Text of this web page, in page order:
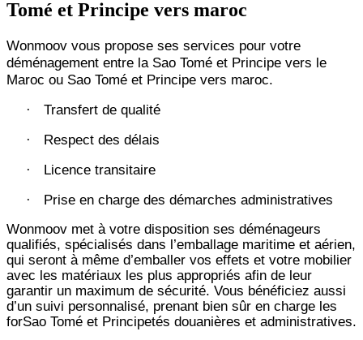
Tomé et Principe vers maroc
Wonmoov vous propose ses services pour votre
déménagement entre la Sao Tomé et Principe vers le
Maroc ou Sao Tomé et Principe vers maroc.
· Transfert de qualité
· Respect des délais
· Licence transitaire
·
Prise en charge des démarches administratives
Wonmoov met à votre disposition ses déménageurs
qualifiés, spécialisés dans l’emballage maritime et aérien,
qui seront à même d’emballer vos effets et votre mobilier
avec les matériaux les plus appropriés afin de leur
garantir un maximum de sécurité. Vous bénéficiez aussi
d’un suivi personnalisé, prenant bien sûr en charge les
forSao Tomé et Principetés douanières et administratives.